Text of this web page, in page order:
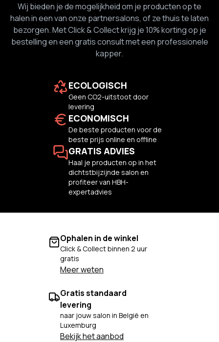
Wij bieden je de mogelijkheid om je producten op te
halen in een van onze partnersalons, of ze thuis te laten
bezorgen. Met Click & Collect krijg je 10% korting op je
bestelling en een gratis consult met een professionele
kapper.
ECOLOGISCH
Geen CO2-uitstoot door
levering
ECONOMISCH
De beste producten voor de
beste prijs online en offline
GRATIS ADVIES
Haal je producten op in het
dichtstbijzijnde salon en
profiteer van HBH-
expertadvies
Ophalen in de winkel
Click & Collect binnen 2 uur
gratis
Meer weten
Gratis standaard
levering
naar jouw salon in België en
Luxemburg
Bekijk het aanbod